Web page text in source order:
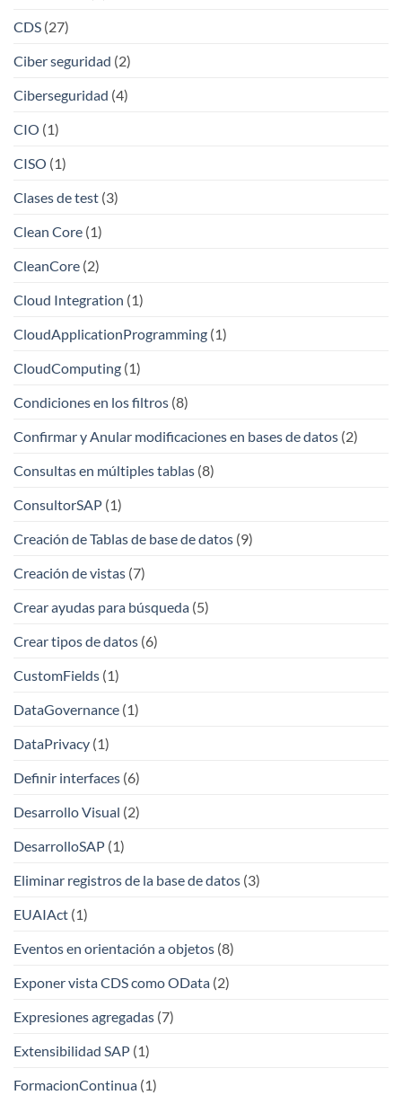
CDS (27)
Ciber seguridad (2)
Ciberseguridad (4)
CIO (1)
CISO (1)
Clases de test (3)
Clean Core (1)
CleanCore (2)
Cloud Integration (1)
CloudApplicationProgramming (1)
CloudComputing (1)
Condiciones en los filtros (8)
Confirmar y Anular modificaciones en bases de datos (2)
Consultas en múltiples tablas (8)
ConsultorSAP (1)
Creación de Tablas de base de datos (9)
Creación de vistas (7)
Crear ayudas para búsqueda (5)
Crear tipos de datos (6)
CustomFields (1)
DataGovernance (1)
DataPrivacy (1)
Definir interfaces (6)
Desarrollo Visual (2)
DesarrolloSAP (1)
Eliminar registros de la base de datos (3)
EUAIAct (1)
Eventos en orientación a objetos (8)
Exponer vista CDS como OData (2)
Expresiones agregadas (7)
Extensibilidad SAP (1)
FormacionContinua (1)